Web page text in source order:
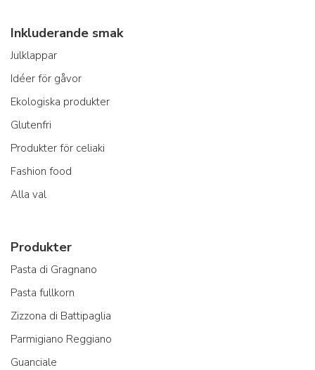
Inkluderande smak
Julklappar
Idéer för gåvor
Ekologiska produkter
Glutenfri
Produkter för celiaki
Fashion food
Alla val
Produkter
Pasta di Gragnano
Pasta fullkorn
Zizzona di Battipaglia
Parmigiano Reggiano
Guanciale